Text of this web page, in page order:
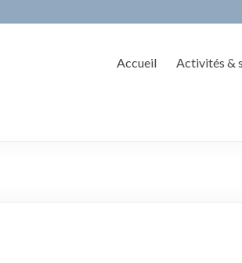
Accueil Activités &